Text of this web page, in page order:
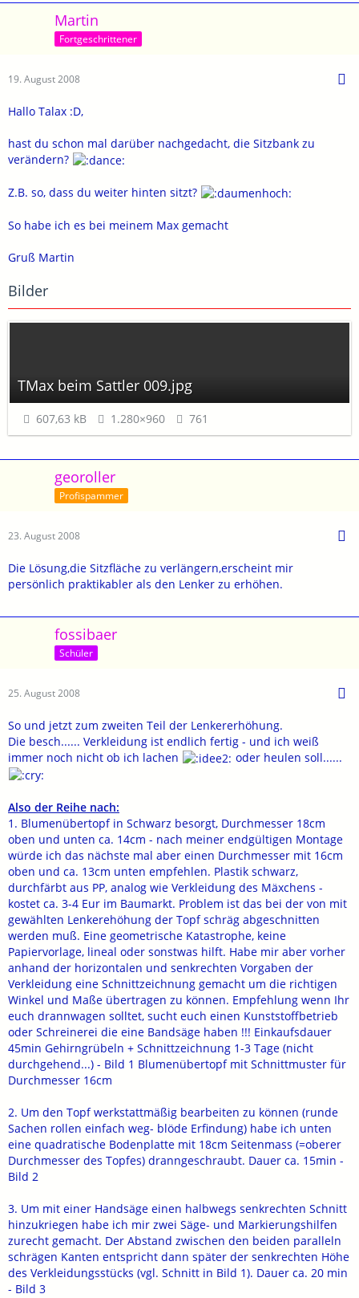
Martin
Fortgeschrittener
19. August 2008
Hallo Talax :D,
hast du schon mal darüber nachgedacht, die Sitzbank zu
verändern?
Z.B. so, dass du weiter hinten sitzt?
So habe ich es bei meinem Max gemacht
Gruß Martin
Bilder
TMax beim Sattler 009.jpg
607,63 kB 1.280×960 761
georoller
Profispammer
23. August 2008
Die Lösung,die Sitzfläche zu verlängern,erscheint mir
persönlich praktikabler als den Lenker zu erhöhen.
fossibaer
Schüler
25. August 2008
So und jetzt zum zweiten Teil der Lenkererhöhung.
Die besch...... Verkleidung ist endlich fertig - und ich weiß
immer noch nicht ob ich lachen
oder heulen soll......
Also der Reihe nach:
1. Blumenübertopf in Schwarz besorgt, Durchmesser 18cm
oben und unten ca. 14cm - nach meiner endgültigen Montage
würde ich das nächste mal aber einen Durchmesser mit 16cm
oben und ca. 13cm unten empfehlen. Plastik schwarz,
durchfärbt aus PP, analog wie Verkleidung des Mäxchens -
kostet ca. 3-4 Eur im Baumarkt. Problem ist das bei der von mit
gewählten Lenkerehöhung der Topf schräg abgeschnitten
werden muß. Eine geometrische Katastrophe, keine
Papiervorlage, lineal oder sonstwas hilft. Habe mir aber vorher
anhand der horizontalen und senkrechten Vorgaben der
Verkleidung eine Schnittzeichnung gemacht um die richtigen
Winkel und Maße übertragen zu können. Empfehlung wenn Ihr
euch drannwagen solltet, sucht euch einen Kunststoffbetrieb
oder Schreinerei die eine Bandsäge haben !!! Einkaufsdauer
45min Gehirngrübeln + Schnittzeichnung 1-3 Tage (nicht
durchgehend...) - Bild 1 Blumenübertopf mit Schnittmuster für
Durchmesser 16cm
2. Um den Topf werkstattmäßig bearbeiten zu können (runde
Sachen rollen einfach weg- blöde Erfindung) habe ich unten
eine quadratische Bodenplatte mit 18cm Seitenmass (=oberer
Durchmesser des Topfes) dranngeschraubt. Dauer ca. 15min -
Bild 2
3. Um mit einer Handsäge einen halbwegs senkrechten Schnitt
hinzukriegen habe ich mir zwei Säge- und Markierungshilfen
zurecht gemacht. Der Abstand zwischen den beiden paralleln
schrägen Kanten entspricht dann später der senkrechten Höhe
des Verkleidungsstücks (vgl. Schnitt in Bild 1). Dauer ca. 20 min
- Bild 3